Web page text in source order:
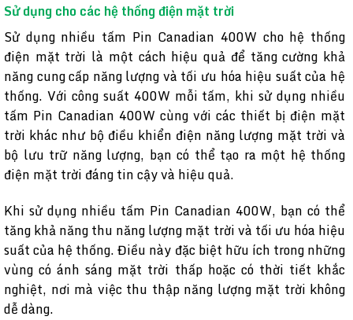
Sử dụng cho các hệ thống điện mặt trời
Sử dụng nhiều tấm Pin Canadian 400W cho hệ thống
điện mặt trời là một cách hiệu quả để tăng cường khả
năng cung cấp năng lượng và tối ưu hóa hiệu suất của hệ
thống. Với công suất 400W mỗi tấm, khi sử dụng nhiều
tấm Pin Canadian 400W cùng với các thiết bị điện mặt
trời khác như bộ điều khiển điện năng lượng mặt trời và
bộ lưu trữ năng lượng, bạn có thể tạo ra một hệ thống
điện mặt trời đáng tin cậy và hiệu quả.
Khi sử dụng nhiều tấm Pin Canadian 400W, bạn có thể
tăng khả năng thu năng lượng mặt trời và tối ưu hóa hiệu
suất của hệ thống. Điều này đặc biệt hữu ích trong những
vùng có ánh sáng mặt trời thấp hoặc có thời tiết khắc
nghiệt, nơi mà việc thu thập năng lượng mặt trời không
dễ dàng.